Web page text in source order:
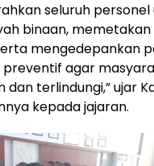
seluruh
binaan,
mengedepankan
agar
dan terlindungi,” ujar
kepada jajaran.